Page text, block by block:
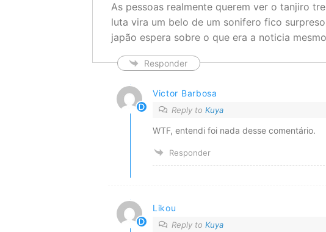
As pessoas realmente querem ver o tanjiro
luta vira um belo de um sonifero fico
japão espera sobre o que era a noticia
Responder
Victor Barbosa
Reply to Kuya
WTF, entendi foi nada desse comentário.
Responder
Likou
Reply to Kuya